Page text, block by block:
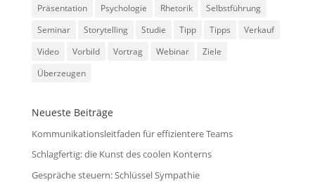
Präsentation
Psychologie Rhetorik
Selbstführung
Seminar
Storytelling Studie Tipp Tipps
Verkauf
Video
Vorbild Vortrag Webinar
Ziele
Überzeugen
Neueste Beiträge
Kommunikationsleitfaden für effizientere Teams
Schlagfertig: die Kunst des coolen Konterns
Gespräche steuern: Schlüssel Sympathie